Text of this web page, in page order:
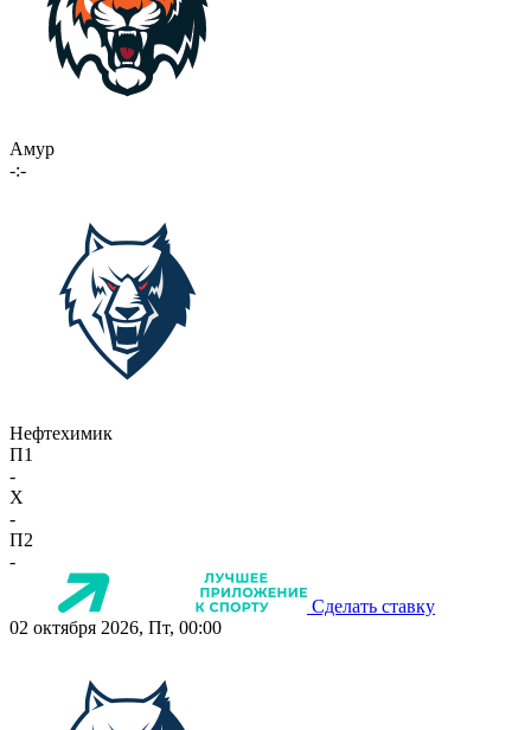
Амур
-:-
Нефтехимик
П1
-
X
-
П2
-
Сделать ставку
02 октября 2026, Пт, 00:00